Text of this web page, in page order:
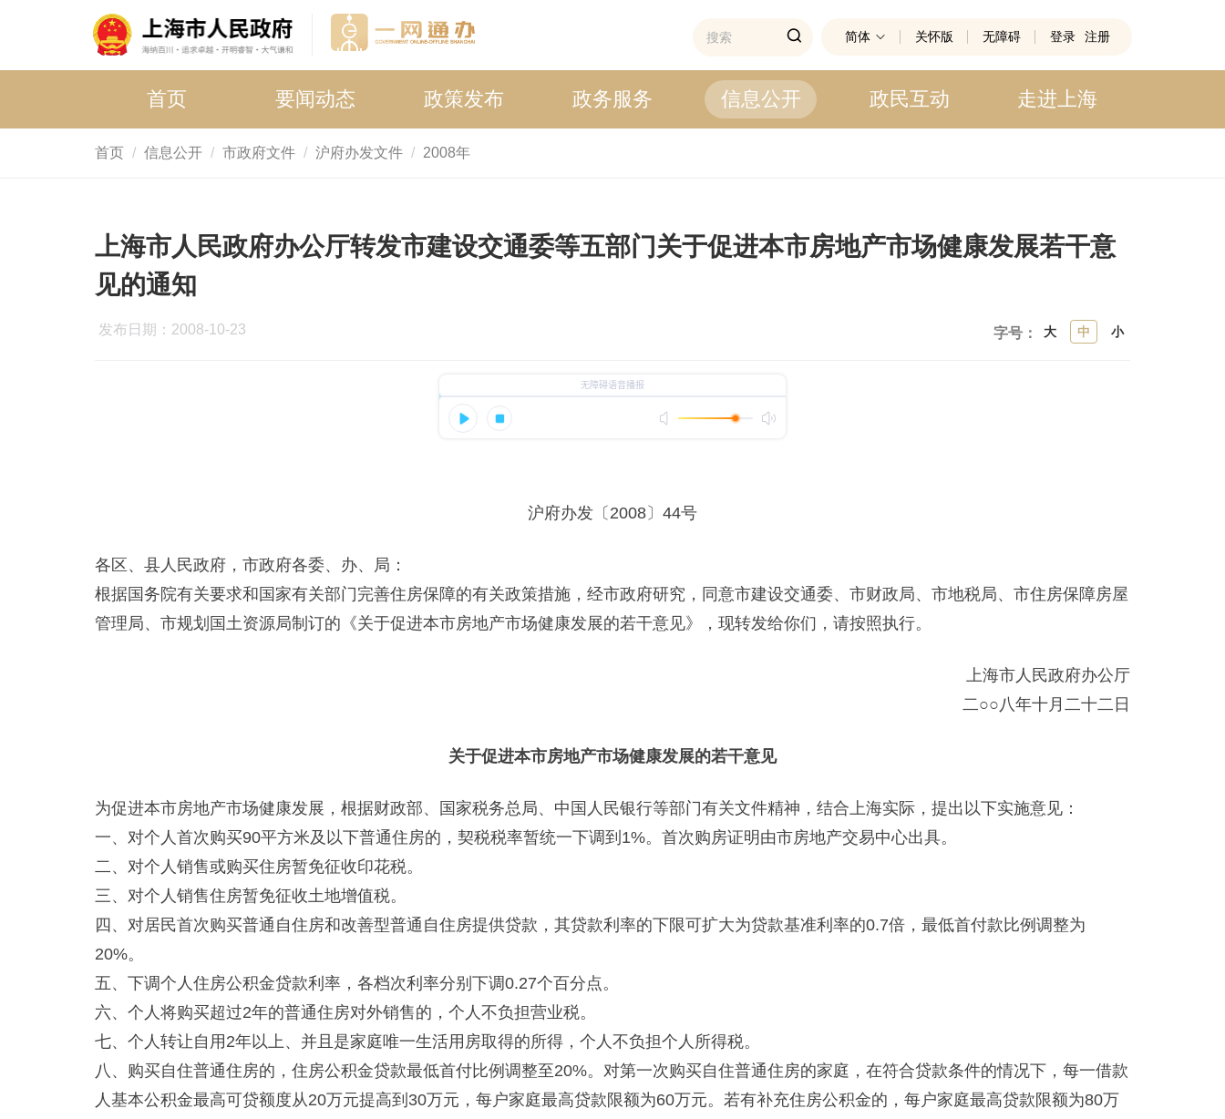
简体 关怀版 无障碍 登录 注册
首页 要闻动态 政策发布 政务服务 信息公开 政民互动 走进上海
首页 信息公开 市政府文件 沪府办发文件 2008年
上海市人民政府办公厅转发市建设交通委等五部门关于促进本市房地产市场健康发展若干意
见的通知
发布日期：2008-10-23 字号： 大 中 小
沪府办发〔2008〕44号
各区、县人民政府，市政府各委、办、局：
根据国务院有关要求和国家有关部门完善住房保障的有关政策措施，经市政府研究，同意市建设交通委、市财政局、市地税局、市住房保障房屋
管理局、市规划国土资源局制订的《关于促进本市房地产市场健康发展的若干意见》，现转发给你们，请按照执行。
上海市人民政府办公厅
二○○八年十月二十二日
关于促进本市房地产市场健康发展的若干意见
为促进本市房地产市场健康发展，根据财政部、国家税务总局、中国人民银行等部门有关文件精神，结合上海实际，提出以下实施意见：
一、对个人首次购买90平方米及以下普通住房的，契税税率暂统一下调到1%。首次购房证明由市房地产交易中心出具。
二、对个人销售或购买住房暂免征收印花税。
三、对个人销售住房暂免征收土地增值税。
四、对居民首次购买普通自住房和改善型普通自住房提供贷款，其贷款利率的下限可扩大为贷款基准利率的0.7倍，最低首付款比例调整为
20%。
五、下调个人住房公积金贷款利率，各档次利率分别下调0.27个百分点。
六、个人将购买超过2年的普通住房对外销售的，个人不负担营业税。
七、个人转让自用2年以上、并且是家庭唯一生活用房取得的所得，个人不负担个人所得税。
八、购买自住普通住房的，住房公积金贷款最低首付比例调整至20%。对第一次购买自住普通住房的家庭，在符合贷款条件的情况下，每一借款
人基本公积金最高可贷额度从20万元提高到30万元，每户家庭最高贷款限额为60万元。若有补充住房公积金的，每户家庭最高贷款限额为80万